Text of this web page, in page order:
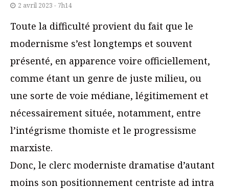
2 avril 2023 - 7h14
Toute la difficulté provient du fait que le
modernisme s’est longtemps et souvent
présenté, en apparence voire officiellement,
comme étant un genre de juste milieu, ou
une sorte de voie médiane, légitimement et
nécessairement située, notamment, entre
l’intégrisme thomiste et le progressisme
marxiste.
Donc, le clerc moderniste dramatise d’autant
moins son positionnement centriste ad intra